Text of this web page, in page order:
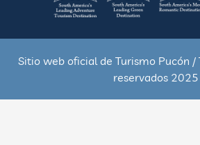
Sitio web oficial de Turismo Pucón /
reservados 2025